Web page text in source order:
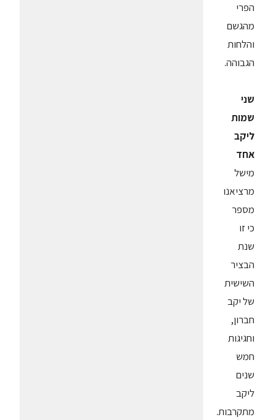
הפרי
מהגשם
והלחות
הגבוהה.
שני
שמות
ליקב
אחד
מישל
מרציאנו
מספר
כי זו
שנת
הבציר
השישית
של יקב
חברון,
וחגיגות
חמש
שנים
ליקב
מתקרבות.